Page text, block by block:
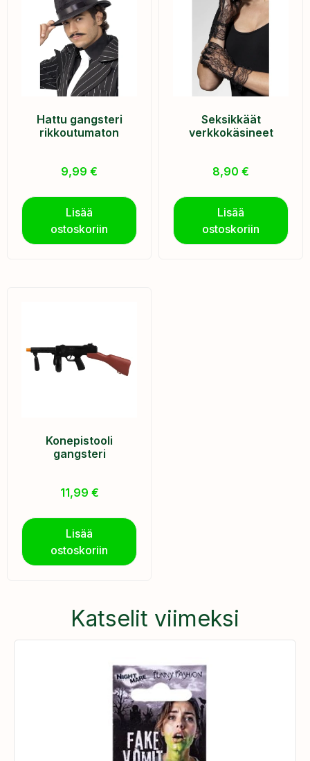
Hattu gangsteri
rikkoutumaton
9,99 €
Lisää
ostoskoriin
Seksikkäät
verkkokäsineet
8,90 €
Lisää
ostoskoriin
Konepistooli
gangsteri
11,99 €
Lisää
ostoskoriin
Katselit viimeksi